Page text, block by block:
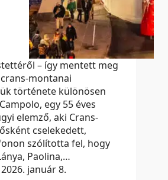
– így mentett meg
montanai
története különösen
egy 55 éves
elemző, aki Crans-
cselekedett,
szólította fel, hogy
Paolina,…
2026. január 8.